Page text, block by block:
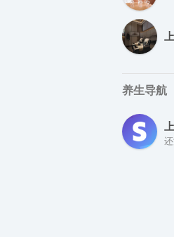
养生导航